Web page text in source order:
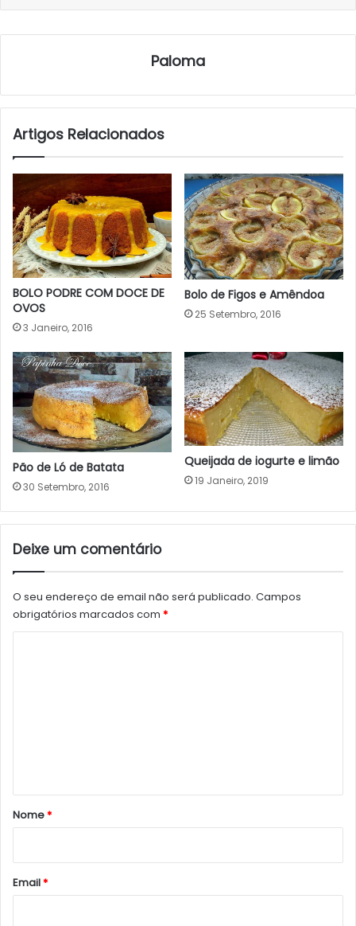
Paloma
Artigos Relacionados
BOLO PODRE COM DOCE DE
OVOS
3 Janeiro, 2016
Bolo de Figos e Amêndoa
25 Setembro, 2016
Pão de Ló de Batata
30 Setembro, 2016
Queijada de iogurte e limão
19 Janeiro, 2019
Deixe um comentário
O seu endereço de email não será publicado. Campos
obrigatórios marcados com *
r
*
Nome*
Email*